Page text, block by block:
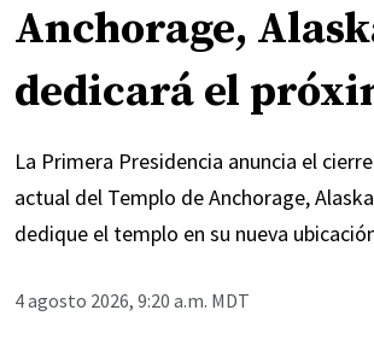
Anchorage,
dedicará el
La Primera Presidencia anuncia el
actual del Templo de Anchorage,
dedique el templo en su nueva
4 agosto 2026, 9:20 a.m. MDT